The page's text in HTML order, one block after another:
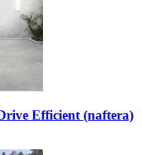
Efficient (naftera)